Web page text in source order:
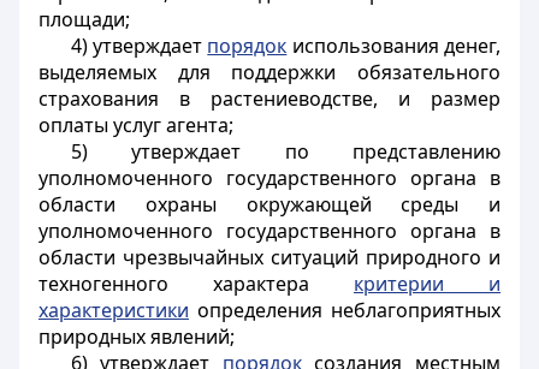
площади;
4) утверждает порядок использования денег,
выделяемых для поддержки обязательного
страхования в растениеводстве, и размер
оплаты услуг агента;
5) утверждает по представлению
уполномоченного государственного органа в
области охраны окружающей среды и
уполномоченного государственного органа в
области чрезвычайных ситуаций природного и
техногенного характера критерии и
характеристики определения неблагоприятных
природных явлений;
6) утверждает порядоксоздания местным